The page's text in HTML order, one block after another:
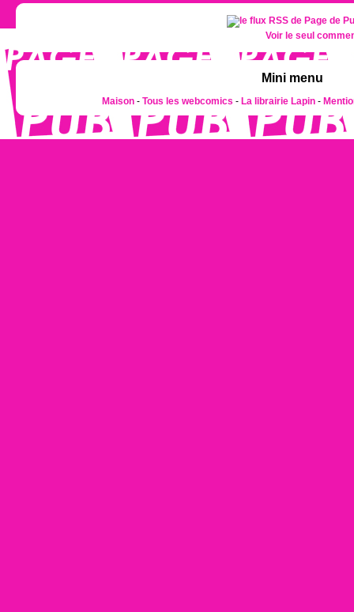
Voir le seul
Mini menu
Maison- Tous les webcomics - La librairie Lapin-